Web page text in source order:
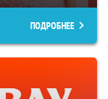
ПОДРОБНЕЕ